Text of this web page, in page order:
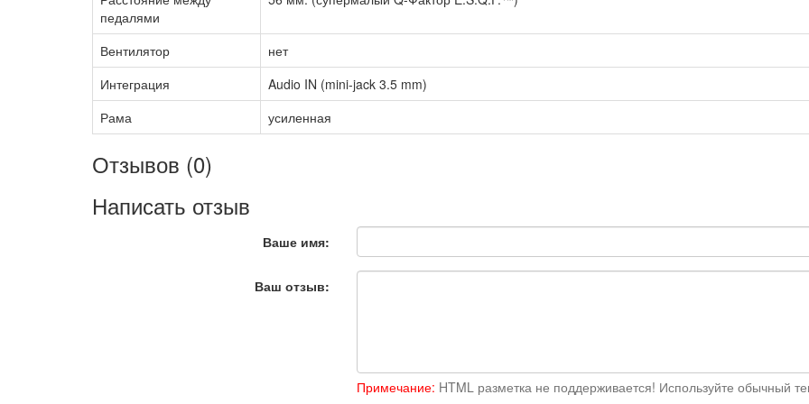
педалями
Вентилятор
нет
Интеграция
Audio IN (mini-jack 3.5 mm)
Рама
усиленная
Отзывов (0)
Написать отзыв
Ваше имя:
Ваш отзыв:
Примечание: HTML разметка не поддерживается! Используйте обычный